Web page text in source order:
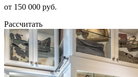
от 150 000 руб.
Рассчитать